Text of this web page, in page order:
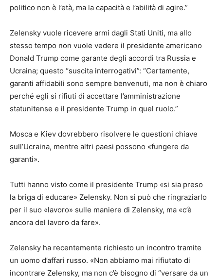
politico non è l’età, ma la capacità e l’abilità di agire.”
Zelensky vuole ricevere armi dagli Stati Uniti, ma allo
stesso tempo non vuole vedere il presidente americano
Donald Trump come garante degli accordi tra Russia e
Ucraina; questo “suscita interrogativi”: “Certamente,
garanti affidabili sono sempre benvenuti, ma non è chiaro
perché egli si rifiuti di accettare l’amministrazione
statunitense e il presidente Trump in quel ruolo.”
Mosca e Kiev dovrebbero risolvere le questioni chiave
sull’Ucraina, mentre altri paesi possono «fungere da
garanti».
Tutti hanno visto come il presidente Trump «si sia preso
la briga di educare» Zelensky. Non si può che ringraziarlo
per il suo «lavoro» sulle maniere di Zelensky, ma «c’è
ancora del lavoro da fare».
Zelensky ha recentemente richiesto un incontro tramite
un uomo d’affari russo. «Non abbiamo mai rifiutato di
incontrare Zelensky, ma non c’è bisogno di “versare da un